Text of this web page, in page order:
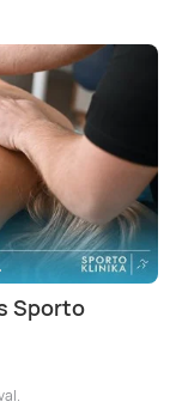
Sporto